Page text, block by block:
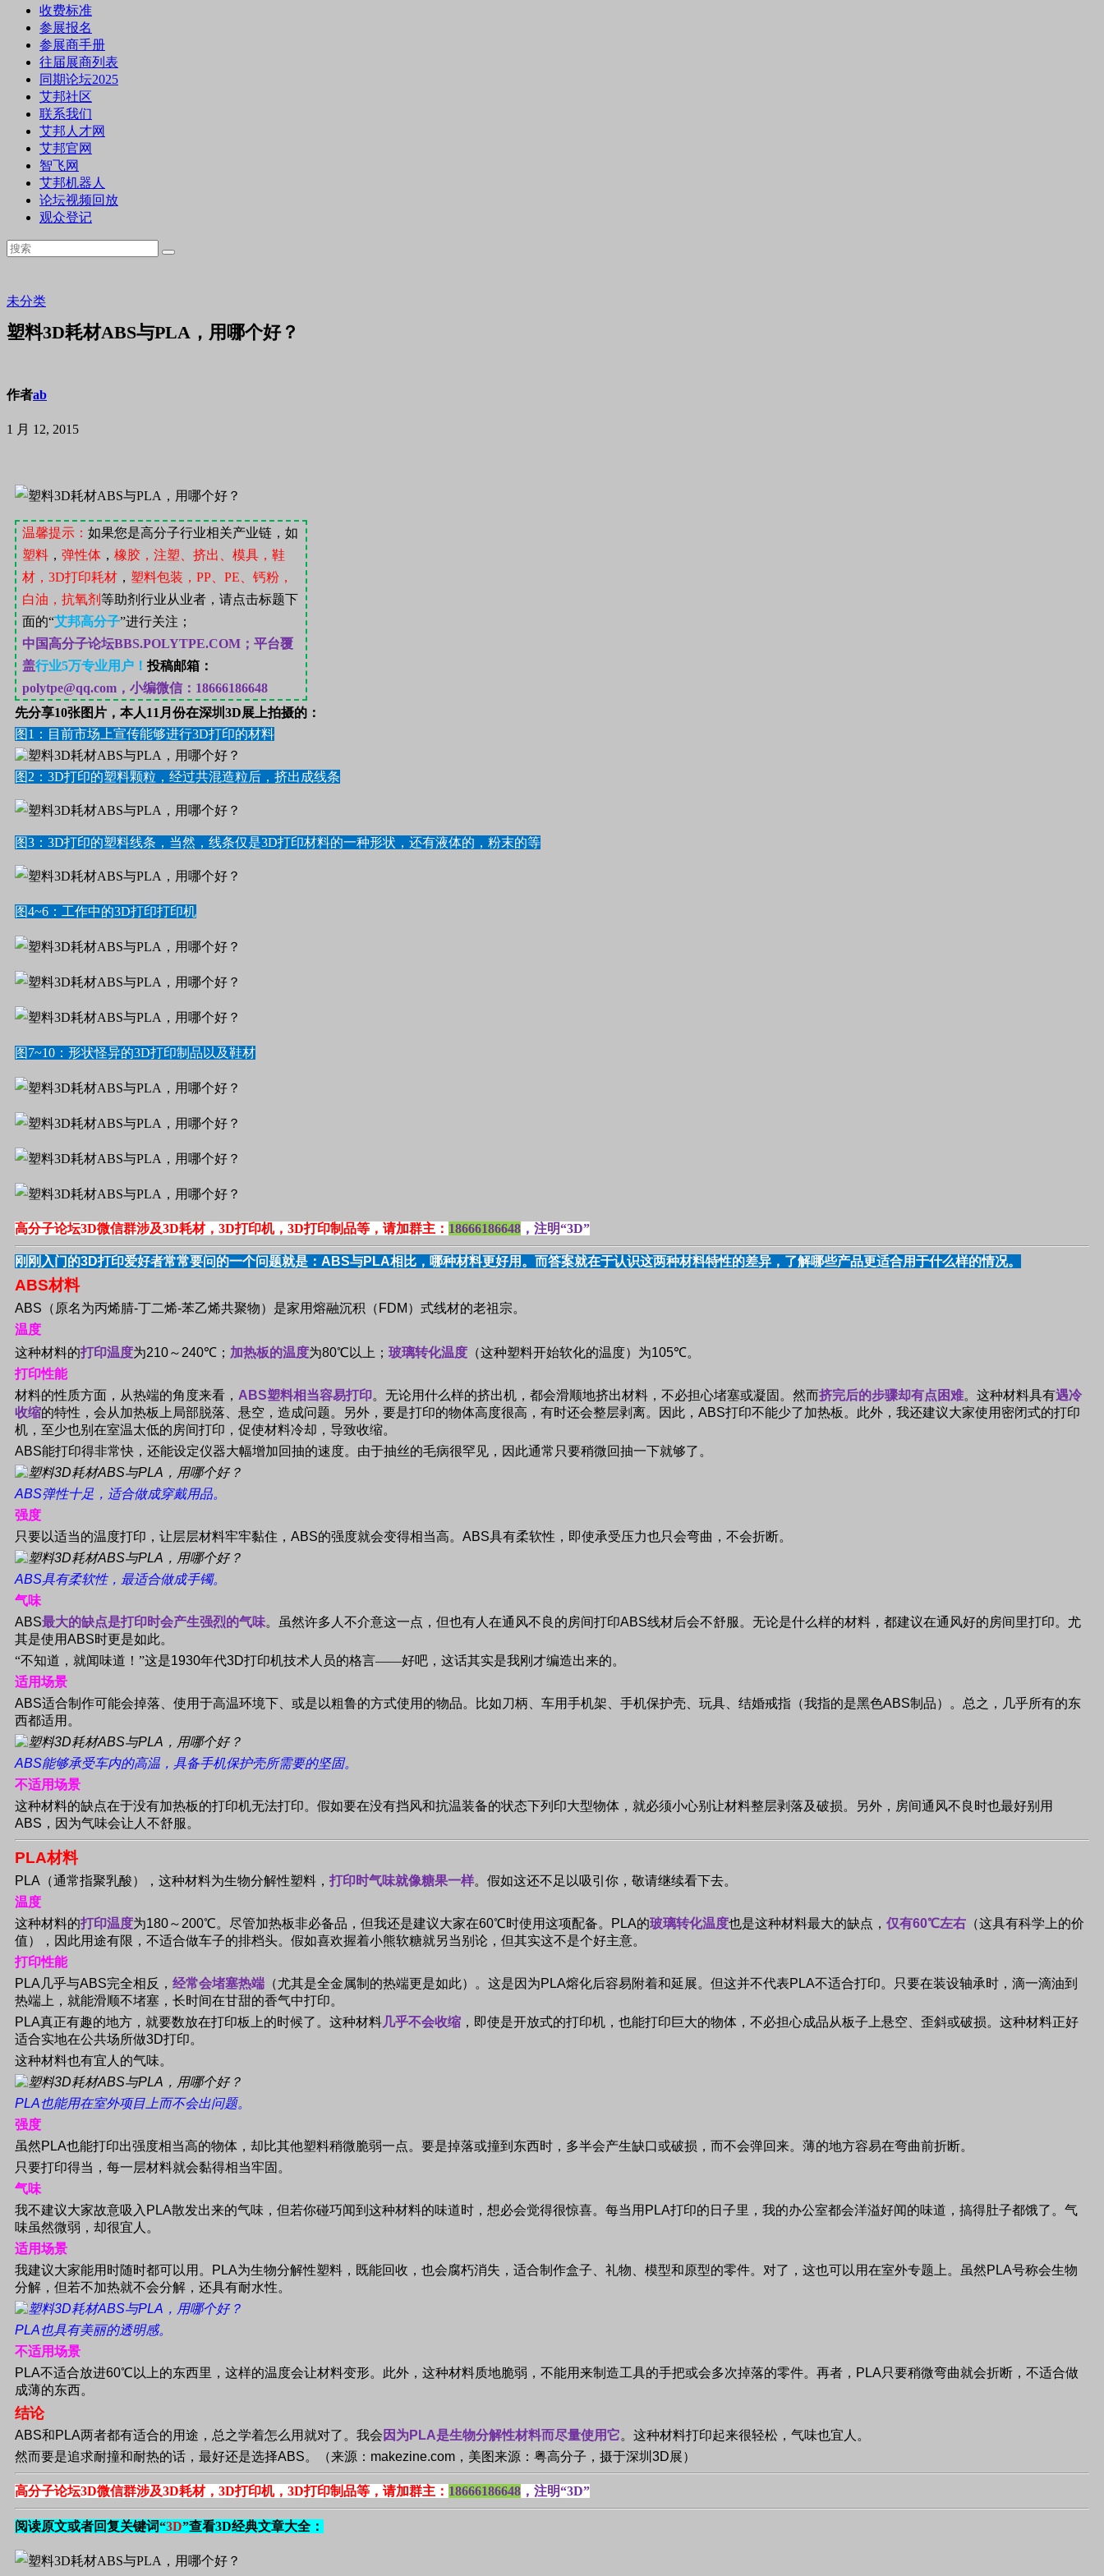
收费标准
参展报名
参展商手册
往届展商列表
同期论坛2025
艾邦社区
联系我们
艾邦人才网
艾邦官网
智飞网
艾邦机器人
论坛视频回放
观众登记
未分类
塑料3D耗材ABS与PLA，用哪个好？
作者ab
1 月 12, 2015
温馨提示： 如果您是高分子行业相关产业链，如
塑料 ， 弹性体 ， 橡胶，注塑、挤出、模具，鞋
材， 3D打印耗材 ， 塑料包装， PP PE 、钙粉，
白油，抗氧剂 等助剂行业从业者，请点击标题下
面的“艾邦高分子”进行关注；
中国高分子论坛BBS.POLYTPE.COM； 平台覆
盖行业5万专业用户！ 投稿邮箱：
polytpe@qq.com，小编微信：18666186648
先分享10张图片，本人11月份在深圳3D展上拍摄的：
图1：目前市场上宣传能够进行3D打印的材料
图2：3D打印的塑料颗粒，经过共混造粒后，挤出成线条
图3：3D打印的塑料线条，当然，线条仅是3D打印材料的一种形状，还有液体的，粉末的等
图4~6：工作中的3D打印打印机
图7~10：形状怪异的3D打印制品以及鞋材
高分子论坛3D微信群涉及3D耗材，3D打印机，3D打印制品等，请加群主： 18666186648 ，注明“3D”
刚刚入门的3D打印爱好者常常要问的一个问题就是： ABS与PLA相比，哪种材料更好用。而答案就在于认识这两种材料特性的差异，了解哪些产品更适合用于什么样的情况。
ABS材料
ABS （原名为丙烯腈-丁二烯-苯乙烯共聚物）是家用熔融沉积（ FDM ）式线材的老祖宗。
温度
这种材料的打印温度为210～ 240℃； 加热板的温度为80℃以上； 玻璃转化温度 （这种塑料开始软化的温度）为105℃。
打印性能
材料的性质方面，从热端的角度来看， ABS塑料相当容易打印。无论用什么样的挤出机，都会滑顺地挤出材料，不必担心堵塞或凝固。然而挤完后的步骤却有点困难。这种材料具有遇冷
收缩的特性，会从加热板上局部脱落、悬空，造成问题。另外，要是打印的物体高度很高，有时还会整层剥离。因此， ABS打印不能少了加热板。此外，我还建议大家使用密闭式的打印
机，至少也别在室温太低的房间打印，促使材料冷却，导致收缩。
ABS能打印得非常快，还能设定仪器大幅增加回抽的速度。由于抽丝的毛病很罕见，因此通常只要稍微回抽一下就够了。
ABS弹性十足，适合做成穿戴用品。
强度
只要以适当的温度打印，让层层材料牢牢黏住， ABS的强度就会变得相当高。 ABS具有柔软性，即使承受压力也只会弯曲，不会折断。
ABS具有柔软性，最适合做成手镯。
气味
ABS最大的缺点是打印时会产生强烈的气味。虽然许多人不介意这一点，但也有人在通风不良的房间打印ABS线材后会不舒服。无论是什么样的材料，都建议在通风好的房间里打印。尤
其是使用ABS时更是如此。
“不知道，就闻味道！”这是1930年代3D打印机技术人员的格言——好吧，这话其实是我刚才编造出来的。
适用场景
ABS适合制作可能会掉落、使用于高温环境下、或是以粗鲁的方式使用的物品。比如刀柄、车用手机架、手机保护壳、玩具、结婚戒指（我指的是黑色ABS制品）。总之，几乎所有的东
西都适用。
ABS能够承受车内的高温，具备手机保护壳所需要的坚固。
不适用场景
这种材料的缺点在于没有加热板的打印机无法打印。假如要在没有挡风和抗温装备的状态下列印大型物体，就必须小心别让材料整层剥落及破损。另外，房间通风不良时也最好别用
ABS ，因为气味会让人不舒服。
PLA材料
PLA （通常指聚乳酸），这种材料为生物分解性塑料， 打印时气味就像糖果一样。假如这还不足以吸引你，敬请继续看下去。
温度
这种材料的打印温度为180～ 200℃。尽管加热板非必备品，但我还是建议大家在60℃时使用这项配备。 PLA的玻璃转化温度也是这种材料最大的缺点， 仅有60℃左右 （这具有科学上的价
值），因此用途有限，不适合做车子的排档头。假如喜欢握着小熊软糖就另当别论，但其实这不是个好主意。
打印性能
PLA 几乎与ABS完全相反， 经常会堵塞热端 （尤其是全金属制的热端更是如此）。这是因为PLA熔化后容易附着和延展。但这并不代表PLA不适合打印。只要在装设轴承时，滴一滴油到
热端上，就能滑顺不堵塞，长时间在甘甜的香气中打印。
PLA真正有趣的地方，就要数放在打印板上的时候了。这种材料几乎不会收缩 ，即使是开放式的打印机，也能打印巨大的物体，不必担心成品从板子上悬空、歪斜或破损。这种材料正好
适合实地在公共场所做3D打印。
这种材料也有宜人的气味。
PLA也能用在室外项目上而不会出问题。
强度
虽然PLA也能打印出强度相当高的物体，却比其他塑料稍微脆弱一点。要是掉落或撞到东西时，多半会产生缺口或破损，而不会弹回来。薄的地方容易在弯曲前折断。
只要打印得当，每一层材料就会黏得相当牢固。
气味
我不建议大家故意吸入 PLA散发出来的气味，但若你碰巧闻到这种材料的味道时，想必会觉得很惊喜。每当用 PLA打印的日子里，我的办公室都会洋溢好闻的味道，搞得肚子都饿了。气
味虽然微弱，却很宜人。
适用场景
我建议大家能用时随时都可以用。
PLA为生物分解性塑料，既能回收，也会腐朽消失，适合制作盒子、礼物、模型和原型的零件。对了，这也可以用在室外专题上。虽然PLA号称会生物
分解，但若不加热就不会分解，还具有耐水性。
PLA也具有美丽的透明感。
不适用场景
PLA不适合放进60℃以上的东西里，这样的温度会让材料变形。此外，这种材料质地脆弱，不能用来制造工具的手把或会多次掉落的零件。再者， PLA 只要稍微弯曲就会折断，不适合做
成薄的东西。
结论
ABS和PLA两者都有适合的用途，总之学着怎么用就对了。我会 因为PLA是生物分解性材料而尽量使用它。这种材料打印起来很轻松，气味也宜人。
然而要是追求耐撞和耐热的话，最好还是选择ABS。（来源： makezine.com，美图来源：粤高分子，摄于深圳3D展）
高分子论坛3D微信群涉及3D耗材，3D打印机，3D打印制品等，请加群主： 18666186648 ，注明“3D”
阅读原文或者回复关键词“3D”查看3D经典文章大全：